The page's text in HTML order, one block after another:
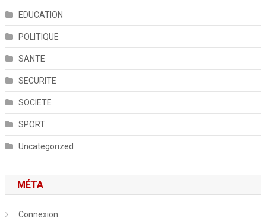
EDUCATION
POLITIQUE
SANTE
SECURITE
SOCIETE
SPORT
Uncategorized
MÉTA
Connexion